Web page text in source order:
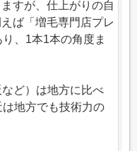
すが、仕上がりの自
ば「増毛専門店プレ
、1本1本の角度ま
など）は地方に比べ
地方でも技術力の